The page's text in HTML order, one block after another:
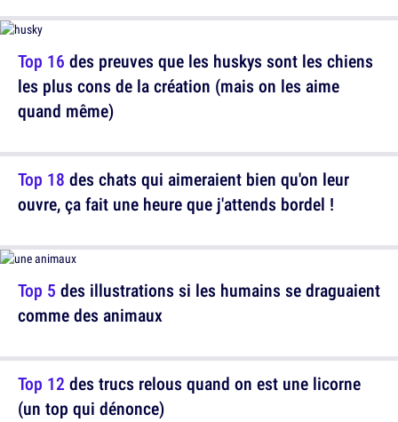
Top 18 des chats qui aimeraient bien qu'on leur
ouvre, ça fait une heure que j'attends bordel !
Top 12 des trucs relous quand on est une licorne
(un top qui dénonce)
Top 16 des preuves que les huskys sont les chiens
les plus cons de la création (mais on les aime
quand même)
Top 5 des illustrations si les humains se draguaient
comme des animaux